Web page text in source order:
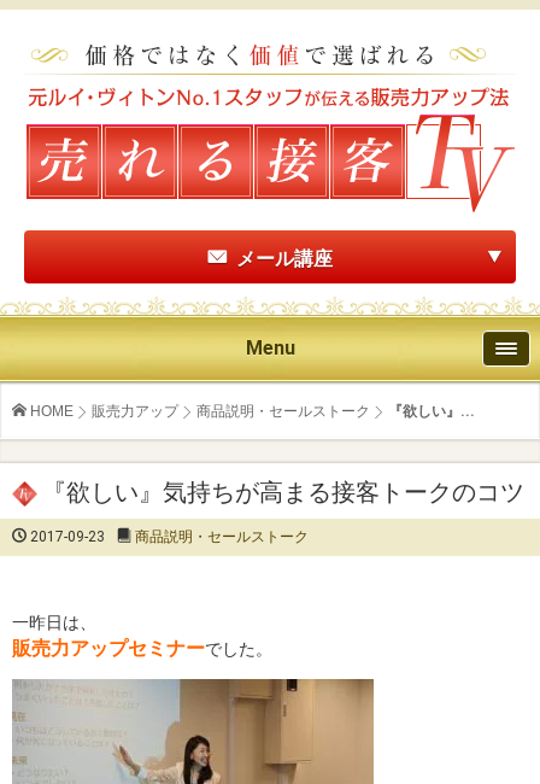
メール講座
Menu
HOME 販売力アップ 商品説明・セールストーク 『欲しい』...
『欲しい』気持ちが高まる接客トークのコツ
2017-09-23 商品説明・セールストーク
一昨日は、
販売力アップセミナーでした。